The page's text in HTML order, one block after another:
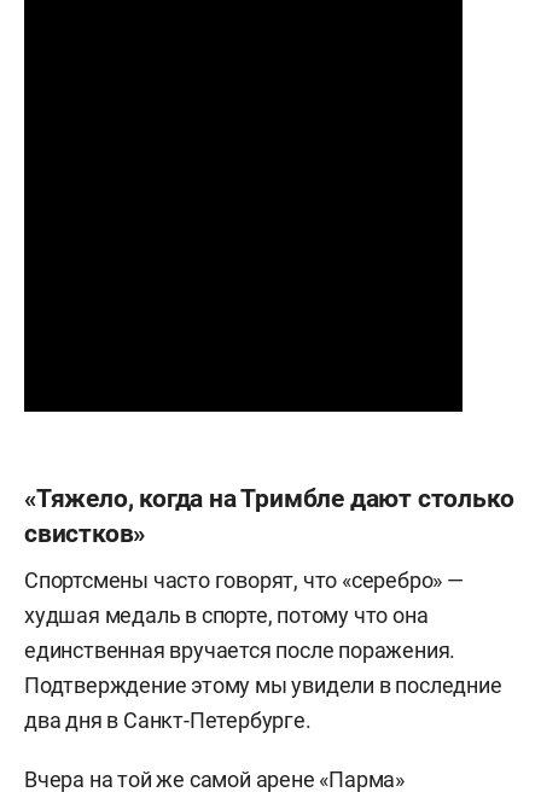
«Тяжело, когда на Тримбле дают столько
свистков»
Спортсмены часто говорят, что «серебро» —
худшая медаль в спорте, потому что она
единственная вручается после поражения.
Подтверждение этому мы увидели в последние
два дня в Санкт-Петербурге.
Вчера на той же самой арене «Парма»